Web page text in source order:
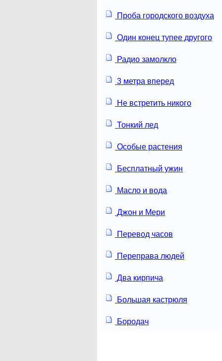
Проба городского воздуха
Один конец тупее другого
Радио замолкло
3 метра вперед
Не встретить никого
Тонкий лед
Особые растения
Бесплатный ужин
Масло и вода
Джон и Мери
Перевод часов
Переправа людей
Два кирпича
Большая кастрюля
Бородач